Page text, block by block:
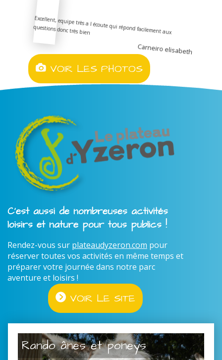
Excellent, equipe très a l écoute qui répond facilement aux
questions donc très bien
Carneiro elisabeth
VOIR LES PHOTOS
C'est aussi de nombreuses activités
loisirs et nature pour tous publics !
Rendez-vous sur plateaudyzeron.com pour
réserver toutes vos activités en même temps et
préparer votre journée dans notre parc
aventure et loisirs !
VOIR LE SITE
Rando ânes et poneys